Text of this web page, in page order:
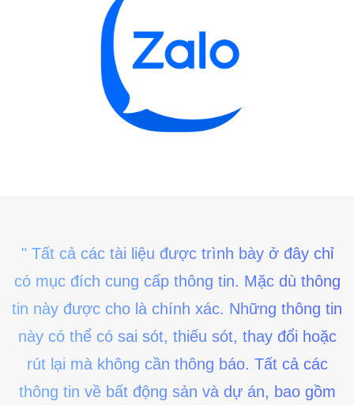
" Tất cả các tài liệu được trình bày ở đây chỉ
có mục đích cung cấp thông tin. Mặc dù thông
tin này được cho là chính xác. Những thông tin
này có thể có sai sót, thiếu sót, thay đổi hoặc
rút lại mà không cần thông báo. Tất cả các
thông tin về bất động sản và dự án, bao gồm